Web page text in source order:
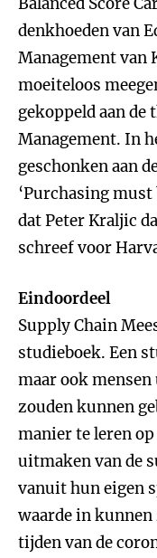
denkhoeden van
Management van
moeiteloos
gekoppeld aan de
Management. In
geschonken aan
‘Purchasing
dat Peter Kraljic
schreef voor
Eindoordeel
Supply Chain
studieboek. Een
maar ook mensen
zouden kunnen
manier te leren
uitmaken van de
vanuit hun eigen
waarde in kunnen
tijden van de